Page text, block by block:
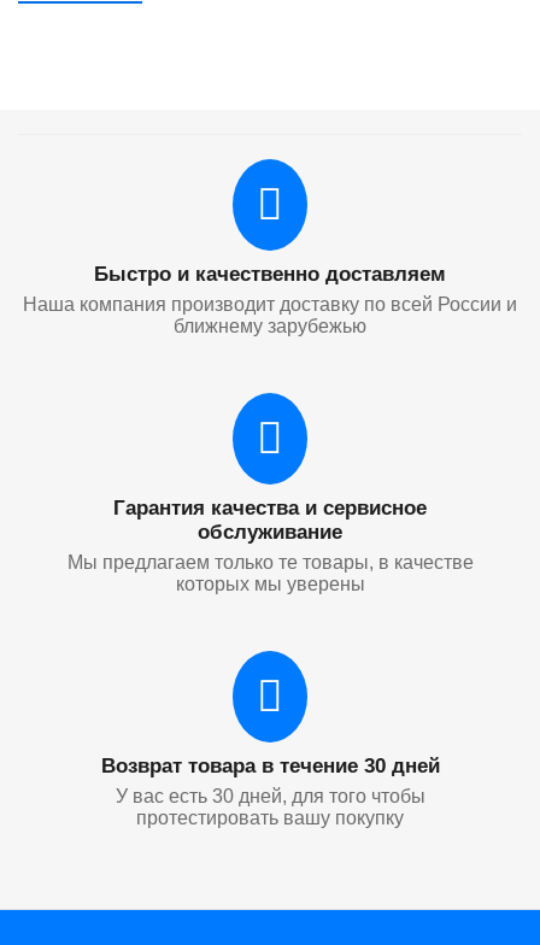
Быстро и качественно доставляем
Наша компания производит доставку по всей России и
ближнему зарубежью
Гарантия качества и сервисное
обслуживание
Мы предлагаем только те товары, в качестве
которых мы уверены
Возврат товара в течение 30 дней
У вас есть 30 дней, для того чтобы
протестировать вашу покупку